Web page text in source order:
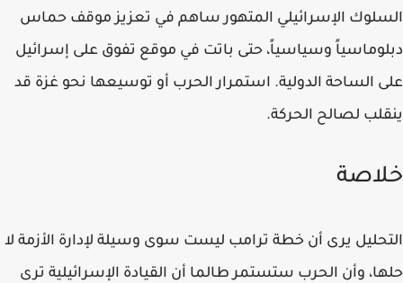
السلوك الإسرائيلي المتهور ساهم في تعزيز موقف حماس
دبلوماسياً وسياسياً، حتى باتت في موقع تفوق على إسرائيل
على الساحة الدولية. استمرار الحرب أو توسيعها نحو غزة قد
ينقلب لصالح الحركة.
خلاصة
التحليل يرى أن خطة ترامب ليست سوى وسيلة لإدارة الأزمة لا
حلها، وأن الحرب ستستمر طالما أن القيادة الإسرائيلية ترى